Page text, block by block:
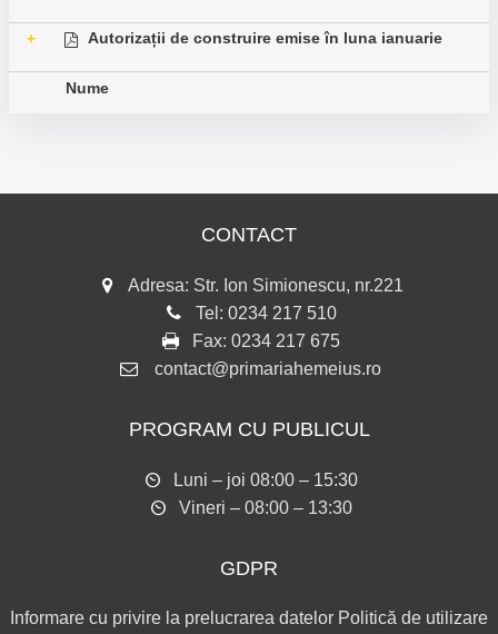
+ Autorizații de construire emise în luna ianuarie
Nume
CONTACT
Adresa: Str. Ion Simionescu, nr.221
Tel: 0234 217 510
Fax: 0234 217 675
contact@primariahemeius.ro
PROGRAM CU PUBLICUL
Luni – joi 08:00 – 15:30
Vineri – 08:00 – 13:30
GDPR
Informare cu privire la prelucrarea datelor Politică de utilizare